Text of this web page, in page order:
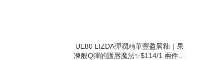
UE80 LIZDA彈潤精華豐盈唇釉｜果
凍般Q彈的護唇魔法✨$114/1 兩件起